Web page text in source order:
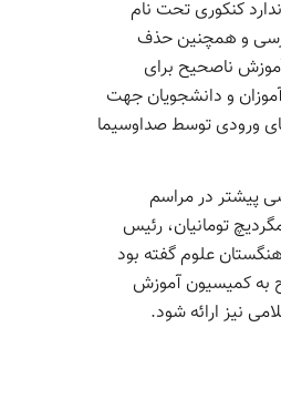
کنکوری تحت نام
و همچنین حذف
ناصحیح برای
و دانشجویان جهت
ورودی توسط صداوسیما
پیشتر در مراسم
تومانیان، رئیس
علوم گفته بود
به کمیسیون آموزش
نیز ارائه شود.